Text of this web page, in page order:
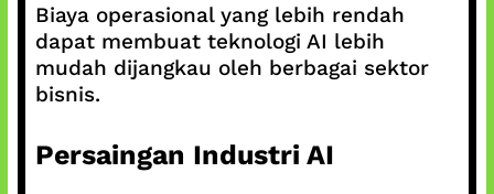
Biaya operasional yang lebih rendah
dapat membuat teknologi AI lebih
mudah dijangkau oleh berbagai sektor
bisnis.
Persaingan Industri AI